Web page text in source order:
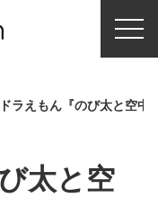
ラえもん『のび太と空
太と空